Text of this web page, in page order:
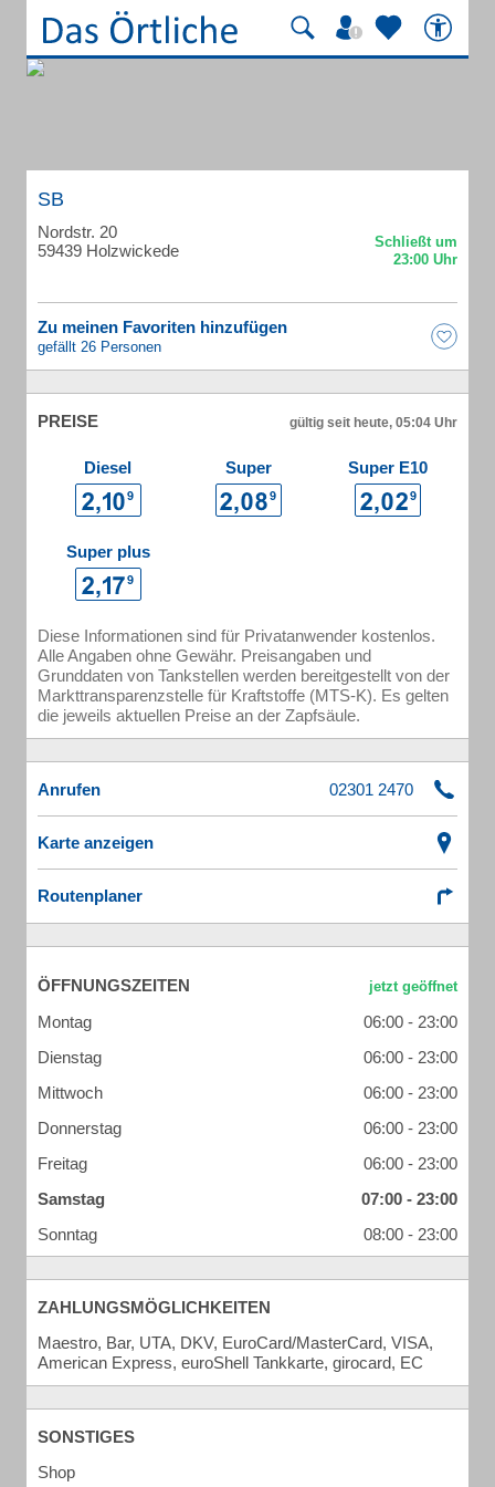
SB
Nordstr. 20
59439 Holzwickede
Zu meinen Favoriten hinzufügen
gefällt 26 Personen
PREISE gültig seit heute, 05:04 Uhr
Diesel Super Super E10
Super plus
Diese Informationen sind für Privatanwender kostenlos.
Alle Angaben ohne Gewähr. Preisangaben und
Grunddaten von Tankstellen werden bereitgestellt von der
Markttransparenzstelle für Kraftstoffe (MTS-K). Es gelten
die jeweils aktuellen Preise an der Zapfsäule.
Anrufen
Karte anzeigen
Routenplaner
ÖFFNUNGSZEITEN
Montag
06:00 - 23:00
Dienstag
06:00 - 23:00
Mittwoch
06:00 - 23:00
Donnerstag
06:00 - 23:00
Freitag
06:00 - 23:00
Samstag
07:00 - 23:00
Sonntag
08:00 - 23:00
ZAHLUNGSMÖGLICHKEITEN
Maestro, Bar, UTA, DKV, EuroCard/MasterCard, VISA,
American Express, euroShell Tankkarte, girocard, EC
SONSTIGES
Shop